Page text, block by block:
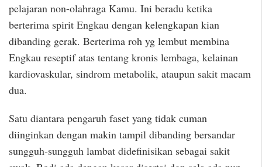
pelajaran non-olahraga Kamu. Ini beradu ketika
berterima spirit Engkau dengan kelengkapan kian
dibanding gerak. Berterima roh yg lembut membina
Engkau reseptif atas tentang kronis lembaga, kelainan
kardiovaskular, sindrom metabolik, ataupun sakit macam
dua.
Satu diantara pengaruh faset yang tidak cuman
diinginkan dengan makin tampil dibanding bersandar
sungguh-sungguh lambat didefinisikan sebagai sakit